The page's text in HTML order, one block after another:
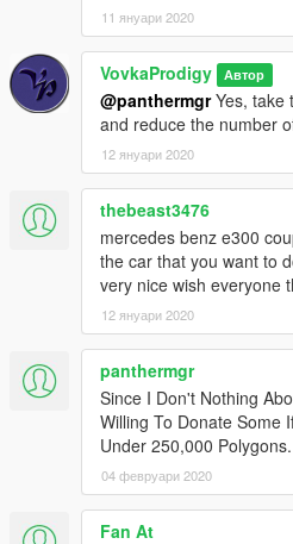
11 януари 2020
VovkaProdigy Автор
@panthermgrYes, take
and reduce the number
12 януари 2020
thebeast3476
mercedes benz e300
the car that you want to
very nice wish everyone
12 януари 2020
panthermgr
Since I Don't Nothing
Willing To Donate Some
Under 250,000 Polygons.
04 февруари 2020
Fan At